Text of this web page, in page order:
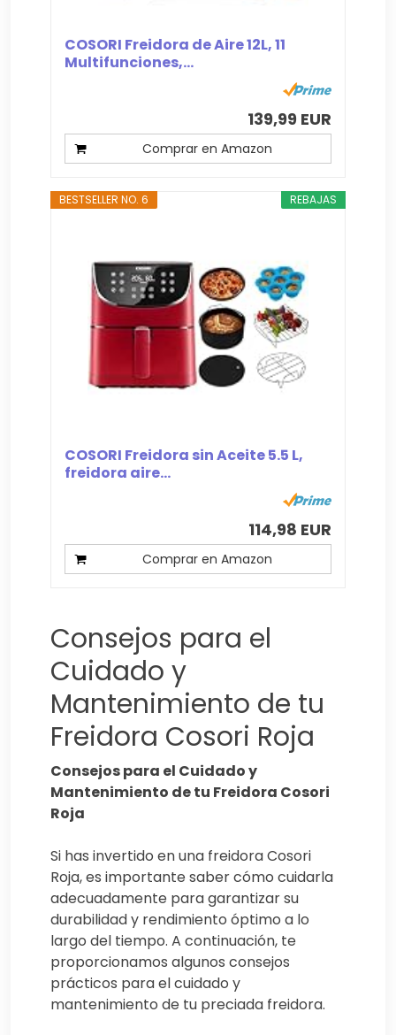
COSORI Freidora de Aire 12L, 11
Multifunciones,...
139,99 EUR
Comprar en Amazon
REBAJAS
BESTSELLER NO. 6
COSORI Freidora sin Aceite 5.5 L,
freidora aire...
114,98 EUR
Comprar en Amazon
Consejos para el
Cuidado y
Mantenimiento de tu
Freidora Cosori Roja
Consejos para el Cuidado y
Mantenimiento de tu Freidora Cosori
Roja
Si has invertido en una freidora Cosori
Roja, es importante saber cómo cuidarla
adecuadamente para garantizar su
durabilidad y rendimiento óptimo a lo
largo del tiempo. A continuación, te
proporcionamos algunos consejos
prácticos para el cuidado y
mantenimiento de tu preciada freidora.